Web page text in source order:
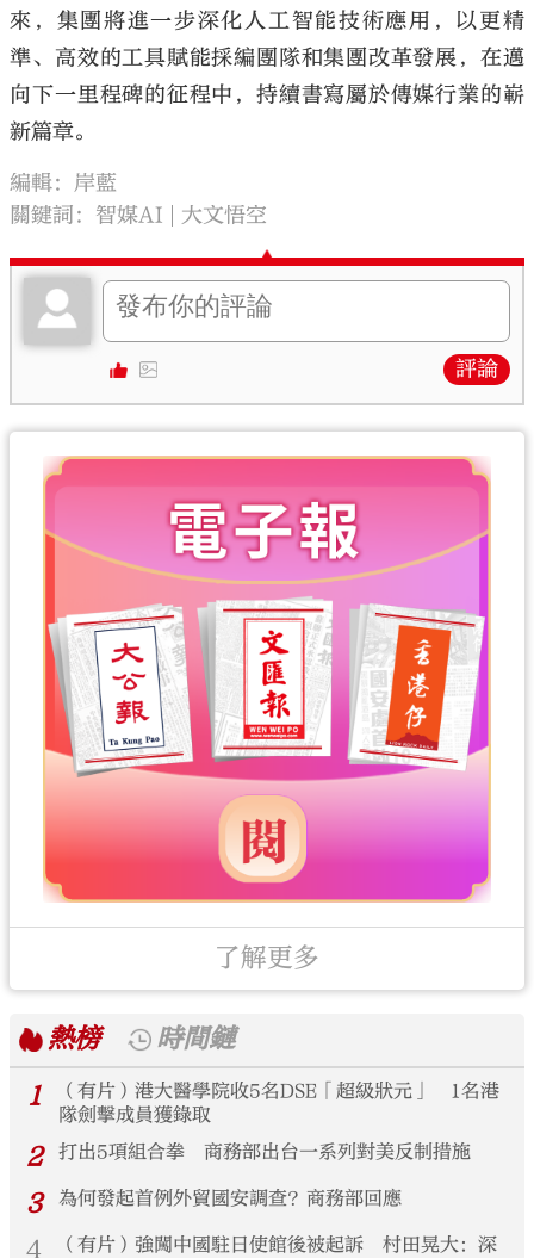
來，集團將進一步深化人工智能技術應用，以更精
準、高效的工具賦能採編團隊和集團改革發展，在邁
向下一里程碑的征程中，持續書寫屬於傳媒行業的嶄
新篇章。
編輯：岸藍
關鍵詞： 智媒AI 大文悟空
評論
了解更多
熱榜
時間鏈
1
（有片）港大醫學院收5名DSE「超級狀元」 1名港
隊劍擊成員獲錄取
2 打出5項組合拳 商務部出台一系列對美反制措施
3 為何發起首例外貿國安調查？商務部回應
4 （有片）強闖中國駐日使館後被起訴 村田晃大：深